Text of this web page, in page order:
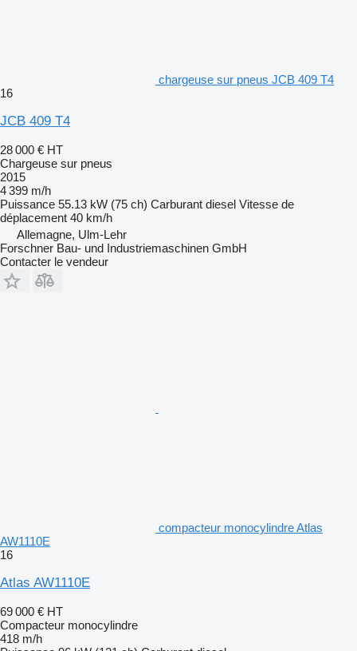
chargeuse sur pneus JCB 409 T4
16
JCB 409 T4
28 000 € HT
Chargeuse sur pneus
2015
4 399 m/h
Puissance 55.13 kW (75 ch) Carburant diesel Vitesse de
déplacement 40 km/h
Allemagne, Ulm-Lehr
Forschner Bau- und Industriemaschinen GmbH
Contacter le vendeur
compacteur monocylindre Atlas
AW1110E
16
Atlas AW1110E
69 000 € HT
Compacteur monocylindre
418 m/h